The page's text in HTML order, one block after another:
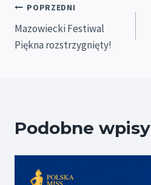
Nawigacja
wpisu
POPRZEDNI
Mazowiecki Festiwal
Piękna rozstrzygnięty!
Podobne wpisy